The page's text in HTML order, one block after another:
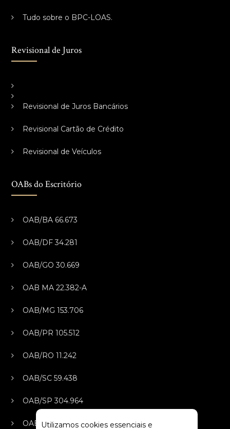
Tudo sobre o BPC-LOAS.
Revisional de Juros
Revisional de Juros Bancários
Revisional Cartão de Crédito
Revisional de Veículos
OABs do Escritório
OAB/BA 66.673
OAB/DF 34.281
OAB/GO 30.669
OAB MA 22.382-A
OAB/MG 153.706
OAB/PR 105.512
OAB/RO 11.242
OAB/SC 59.438
OAB/SP 304.964
OAB/TO 5.393-A
Utilizamos cookies essenciais e